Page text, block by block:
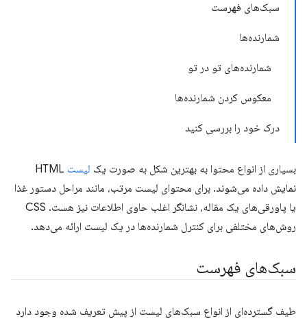
سبک‌های فهرست
شمارنده‌ها
شمارنده‌های تو در تو
معکوس کردن شمارنده‌ها
درک خود را بررسی کنید
بسیاری از انواع محتوا به بهترین شکل به صورت یک لیست HTML
نمایش داده می‌شوند. برای محتوای لیست مرتب، مانند مراحل دستور غذا
یا پاورقی‌های یک مقاله، نشانگر اغلب حاوی اطلاعات نیز هست. CSS
روش‌های مختلفی برای کنترل شمارنده‌ها در یک لیست ارائه می‌دهد.
سبک‌های فهرست
طیف گسترده‌ای از انواع سبک‌های لیست از پیش تعریف شده وجود دارد